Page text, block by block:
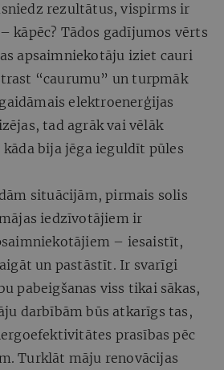
rezultātus, vispirms ir
kāpēc? Tādos gadījumos vērts
apsaimniekotāju iziet cauri
“caurumu” un turpmāk
elektroenerģijas
tad agrāk vai vēlāk
bija jēga ieguldīt pūles
situācijām, pirmais solis
iedzīvotājiem ir
– iesaistīt,
un pastāstīt. Ir svarīgi
pabeigšanas viss tikai sākas,
darbībām būs atkarīgs tas,
prasības pēc
Turklāt māju renovācijas